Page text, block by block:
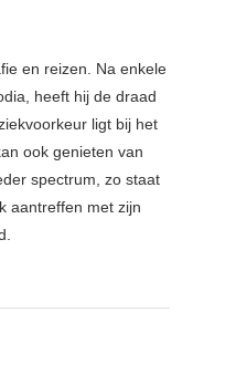
en reizen. Na enkele
heeft hij de draad
ligt bij het
ook genieten van
spectrum, zo staat
aantreffen met zijn